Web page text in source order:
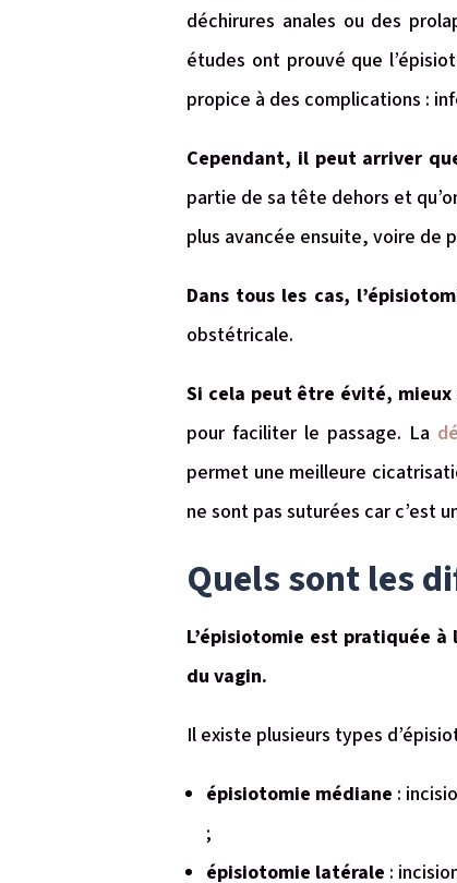
déchirures anales ou des
études ont prouvé que
propice à des complications :
Cependant, il peut arriver
partie de sa tête dehors et
plus avancée ensuite, voire de
Dans tous les cas,
obstétricale.
Si cela peut être évité,
pour faciliter le passage. La
permet une meilleure
ne sont pas suturées car c’est
Quels sont les
L’épisiotomie est pratiquée
du vagin.
Il existe plusieurs types
épisiotomie médiane :
;
épisiotomie latérale :